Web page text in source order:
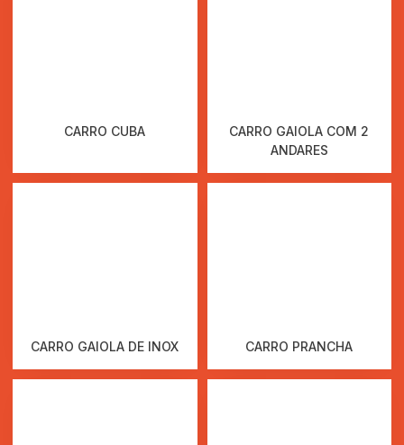
CARRO CUBA
CARRO GAIOLA COM 2
ANDARES
CARRO GAIOLA DE INOX CARRO PRANCHA